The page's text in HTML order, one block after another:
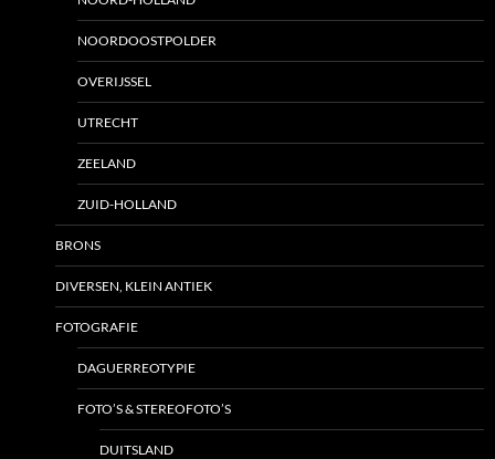
NOORDOOSTPOLDER
OVERIJSSEL
UTRECHT
ZEELAND
ZUID-HOLLAND
BRONS
DIVERSEN, KLEIN ANTIEK
FOTOGRAFIE
DAGUERREOTYPIE
FOTO’S & STEREOFOTO’S
DUITSLAND